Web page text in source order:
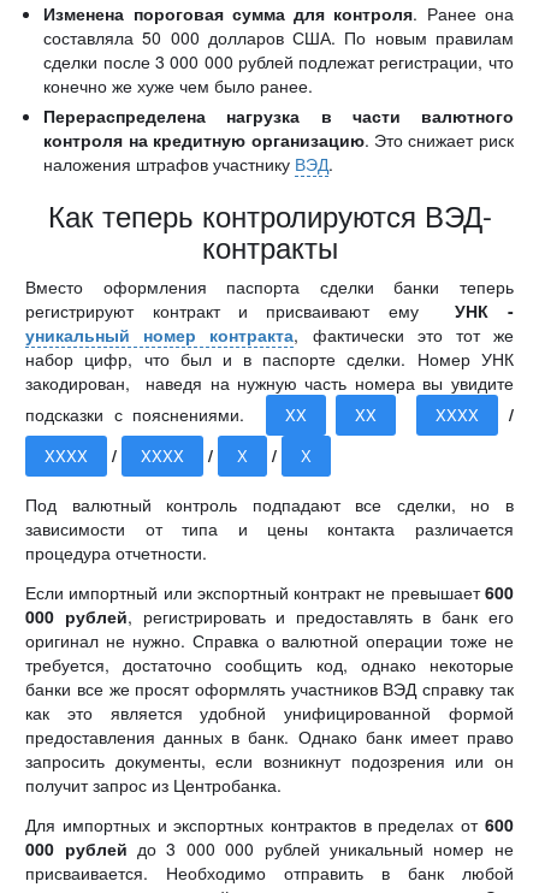
Изменена пороговая сумма для контроля. Ранее она
составляла 50 000 долларов США. По новым правилам
сделки после 3 000 000 рублей подлежат регистрации, что
конечно же хуже чем было ранее.
Перераспределена нагрузка в части валютного
контроля на кредитную организацию. Это снижает риск
наложения штрафов участнику ВЭД.
Как теперь контролируются ВЭД-
контракты
Вместо оформления паспорта сделки банки теперь
регистрируют контракт и присваивают емуУНК -
уникальный номер контракта, фактически это тот же
набор цифр, что был и в паспорте сделки. Номер УНК
закодирован, наведя на нужную часть номера вы увидите
подсказки с пояснениями.
XX XX XXXX /
XXXX / XXXX / Х / Х
Под валютный контроль подпадают все сделки, но в
зависимости от типа и цены контакта различается
процедура отчетности.
Если импортный или экспортный контракт не превышает600
000 рублей, регистрировать и предоставлять в банк его
оригинал не нужно. Справка о валютной операции тоже не
требуется, достаточно сообщить код, однако некоторые
банки все же просят оформлять участников ВЭД справку так
как это является удобной унифицированной формой
предоставления данных в банк. Однако банк имеет право
запросить документы, если возникнут подозрения или он
получит запрос из Центробанка.
Для импортных и экспортных контрактов в пределах от 600
000 рублей до 3 000 000 рублей уникальный номер не
присваивается. Необходимо отправить в банк любой